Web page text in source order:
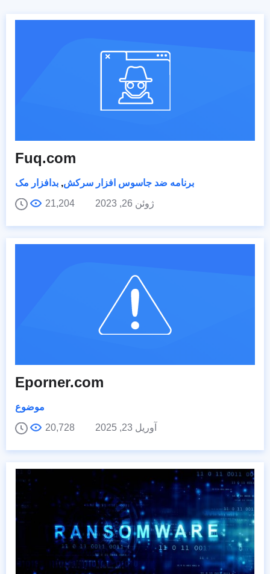
Fuq.com
برنامه ضد جاسوس افزار سرکش, بدافزار مک
ژوئن 26, 2023
21,204
Eporner.com
موضوع
آوریل 23, 2025
20,728